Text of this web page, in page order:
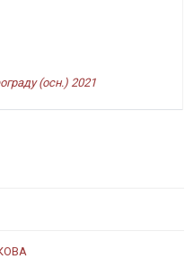
(осн.) 2021